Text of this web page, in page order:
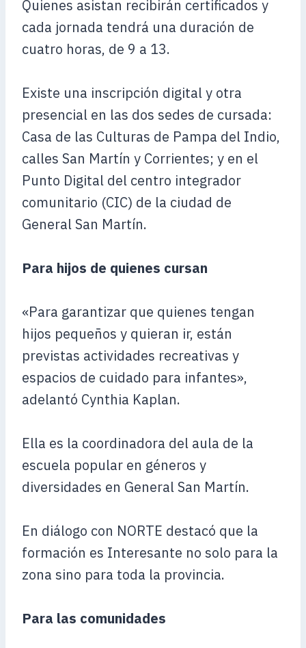
Quienes asistan recibirán certificados y
cada jornada tendrá una duración de
cuatro horas, de 9 a 13.
Existe una inscripción digital y otra
presencial en las dos sedes de cursada:
Casa de las Culturas de Pampa del Indio,
calles San Martín y Corrientes; y en el
Punto Digital del centro integrador
comunitario (CIC) de la ciudad de
General San Martín.
Para hijos de quienes cursan
«Para garantizar que quienes tengan
hijos pequeños y quieran ir, están
previstas actividades recreativas y
espacios de cuidado para infantes»,
adelantó Cynthia Kaplan.
Ella es la coordinadora del aula de la
escuela popular en géneros y
diversidades en General San Martín.
En diálogo con NORTE destacó que la
formación es Interesante no solo para la
zona sino para toda la provincia.
Para las comunidades